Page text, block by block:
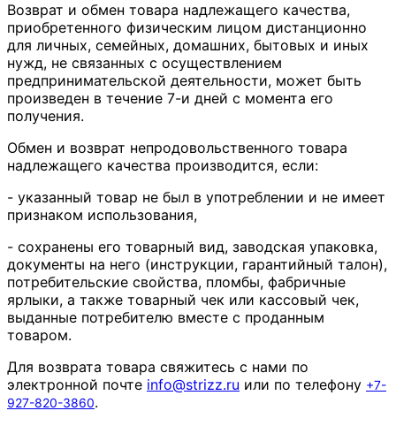
Возврат и обмен товара надлежащего качества,
приобретенного физическим лицом дистанционно
для личных, семейных, домашних, бытовых и иных
нужд, не связанных с осуществлением
предпринимательской деятельности, может быть
произведен в течение 7-и дней с момента его
получения.
Обмен и возврат непродовольственного товара
надлежащего качества производится, если:
- указанный товар не был в употреблении и не имеет
признаком использования,
- сохранены его товарный вид, заводская упаковка,
документы на него (инструкции, гарантийный талон),
потребительские свойства, пломбы, фабричные
ярлыки, а также товарный чек или кассовый чек,
выданные потребителю вместе с проданным
товаром.
Для возврата товара свяжитесь с нами по
электронной почте info@strizz.ru или по телефону +7-
927-820-3860.